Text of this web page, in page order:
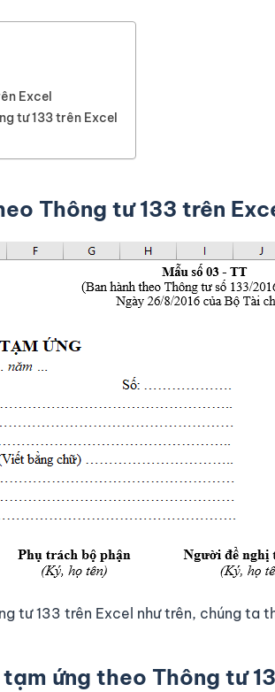
Excel
tư 133 trên Excel
Thông tư 133 trên
tư 133 trên Excel như trên, chúng ta
ứng theo Thông tư